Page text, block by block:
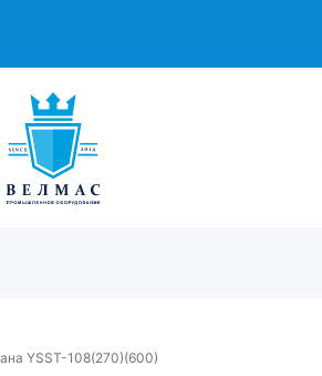
YSST-108(270)(600)